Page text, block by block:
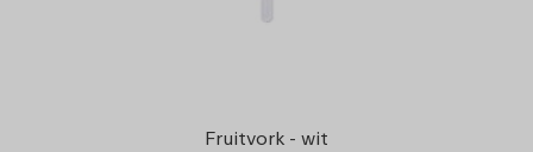
Fruitvork - wit